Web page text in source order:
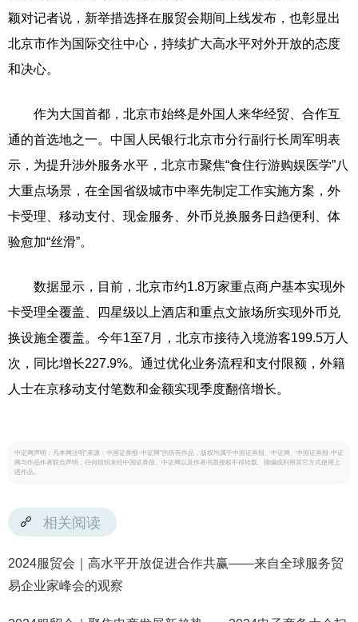
颖对记者说，新举措选择在服贸会期间上线发布，也彰显出
北京市作为国际交往中心，持续扩大高水平对外开放的态度
和决心。
作为大国首都，北京市始终是外国人来华经贸、合作互
通的首选地之一。中国人民银行北京市分行副行长周军明表
示，为提升涉外服务水平，北京市聚焦“食住行游购娱医学”八
大重点场景，在全国省级城市中率先制定工作实施方案，外
卡受理、移动支付、现金服务、外币兑换服务日趋便利、体
验愈加“丝滑”。
数据显示，目前，北京市约1.8万家重点商户基本实现外
卡受理全覆盖、四星级以上酒店和重点文旅场所实现外币兑
换设施全覆盖。今年1至7月，北京市接待入境游客199.5万人
次，同比增长227.9%。通过优化业务流程和支付限额，外籍
人士在京移动支付笔数和金额实现季度翻倍增长。
中证网声明：凡本网注明“来源：中国证券报·中证网”的所有作品，版权均属于中国证券报、中证网。中国证券报·中证
网与作品作者联合声明，任何组织未经中国证券报、中证网以及作者书面授权不得转载、摘编或利用其它方式使用上
述作品。
相关阅读
2024服贸会｜高水平开放促进合作共赢——来自全球服务贸
易企业家峰会的观察